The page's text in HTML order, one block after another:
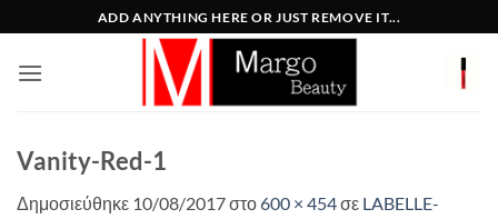
στο
περιεχόμενο
ADD ANYTHING HERE OR JUST REMOVE IT...
Vanity-Red-1
Δημοσιεύθηκε 10/08/2017στο600 × 454σε LABELLE-